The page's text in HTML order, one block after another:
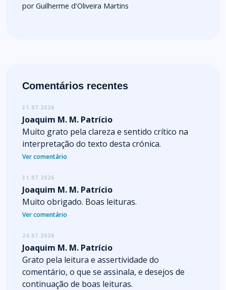
por Guilherme d'Oliveira Martins
Comentários recentes
31.07.2026
Joaquim M. M. Patrício
Muito grato pela clareza e sentido crítico na
interpretação do texto desta crónica.
Ver comentário
31.07.2026
Joaquim M. M. Patrício
Muito obrigado. Boas leituras.
Ver comentário
24.07.2026
Joaquim M. M. Patrício
Grato pela leitura e assertividade do
comentário, o que se assinala, e desejos de
continuação de boas leituras.